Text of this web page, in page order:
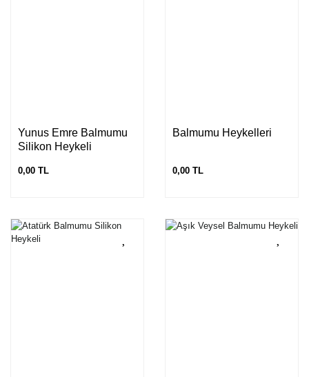
Yunus Emre Balmumu
Silikon Heykeli
0,00 TL
Balmumu Heykelleri
0,00 TL